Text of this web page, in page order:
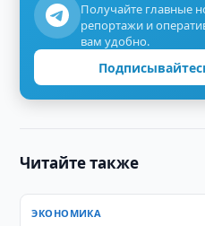
Получайте главные
репортажи и
вам удобно.
Читайте также
ЭКОНОМИКА